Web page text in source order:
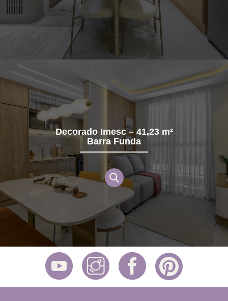
Decorado Imesc – 41,23 m²
Barra Funda